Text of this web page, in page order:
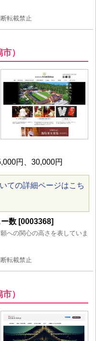
転載禁止
）
円、30,000円
ての詳細ページはこち
数 [0003368]
への関心の高さを表していま
転載禁止
）